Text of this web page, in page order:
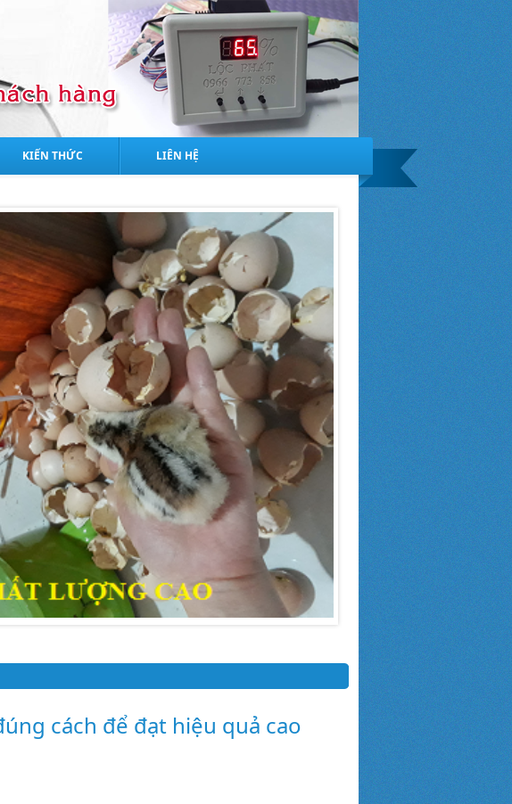
KIẾN THỨC LIÊN HỆ
cách để đạt hiệu quả cao